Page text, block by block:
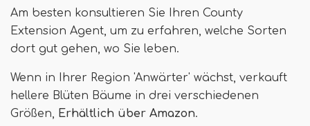
Am besten konsultieren Sie Ihren County
Extension Agent, um zu erfahren, welche Sorten
dort gut gehen, wo Sie leben.
Wenn in Ihrer Region 'Anwärter' wächst, verkauft
hellere Blüten Bäume in drei verschiedenen
Größen,
Erhältlich über Amazon.